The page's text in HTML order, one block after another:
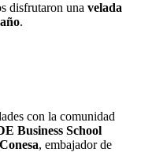
disfrutaron una velada
.
con la comunidad
Business School
, embajador de